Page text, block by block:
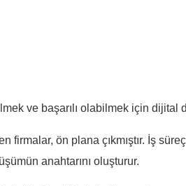
ve başarılı olabilmek için dijital
ön plana çıkmıştır. İş
anahtarını oluşturur.